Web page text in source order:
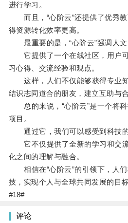
进行学习。
而且，“心阶云”还提供了优秀教
得资源转化效率更高。
最重要的是，“心阶云”强调人文
它提供了一个在线社区，用户
习心得、交流经验和观点。
这样，人们不仅能够获得专业知
结识志同道合的朋友，建立互助与
总的来说，“心阶云”是一个将科
项目。
通过它，我们可以感受到科技的
它不仅提供了全新的学习和交流
化之间的理解与融合。
相信在“心阶云”的引领下，人们
技，实现个人与全球共同发展的目标
#18#
评论